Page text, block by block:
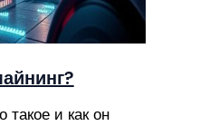
такое и как он